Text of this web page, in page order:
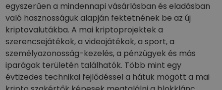
egyszerűen a mindennapi vásárlásban és eladásban
való hasznosságuk alapján fektetnének be az új
kriptovalutákba. A mai kriptoprojektek a
szerencsejátékok, a videojátékok, a sport, a
személyazonosság-kezelés, a pénzügyek és más
iparágak területén találhatók. Több mint egy
évtizedes technikai fejlődéssel a hátuk mögött a mai